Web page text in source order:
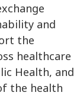
and
the
healthcare
Health, and
the health